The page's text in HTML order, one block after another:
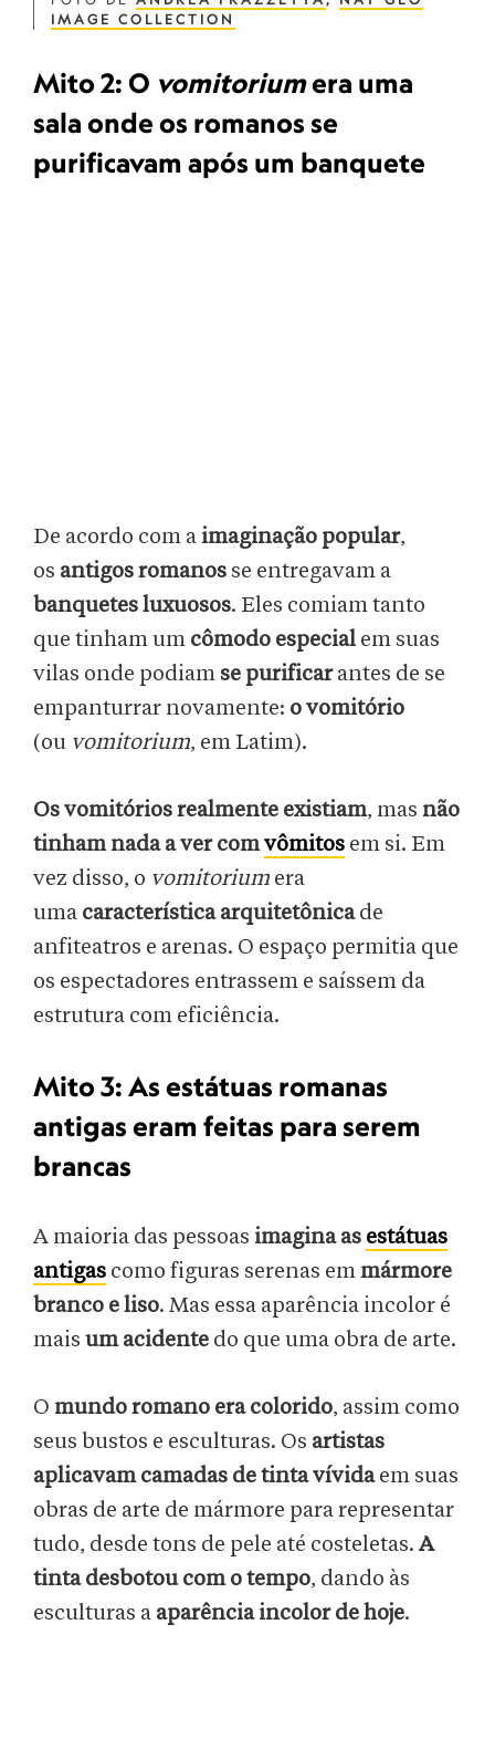
IMAGE COLLECTION
Mito 2: O vomitoriumera uma
sala onde os romanos se
purificavam após um banquete
De acordo com a imaginação popular,
os antigos romanos se entregavam a
banquetes luxuosos. Eles comiam tanto
que tinham um cômodo especial em suas
vilas onde podiam se purificarantes de se
empanturrar novamente: o vomitório
(ou vomitorium, em Latim).
Os vomitórios realmente existiam, mas não
tinham nada a ver comvômitos em si. Em
vez disso, o vomitorium era
uma característica arquitetônicade
anfiteatros e arenas. O espaço permitia que
os espectadores entrassem e saíssem da
estrutura com eficiência.
Mito 3: As estátuas romanas
antigas eram feitas para serem
brancas
A maioria das pessoas imagina as estátuas
antigas como figuras serenas em mármore
branco e liso. Mas essa aparência incolor é
mais um acidente do que uma obra de arte.
O mundo romano era colorido, assim como
seus bustos e esculturas. Os artistas
aplicavam camadas de tinta vívidaem suas
obras de arte de mármore para representar
tudo, desde tons de pele até costeletas. A
tinta desbotou com o tempo, dando às
esculturas a aparência incolor de hoje.